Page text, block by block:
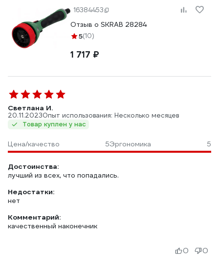
16384453
Отзыв о SKRAB 28284
5(10)
1 717 ₽
Светлана И.
20.11.2023Опыт использования: Несколько месяцев
Товар куплен у нас
Цена/качество 5Эргономика 5
Достоинства:
лучший из всех, что попадались.
Недостатки:
нет
Комментарий:
качественный наконечник
0 0